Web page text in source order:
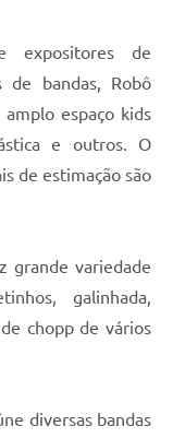
expositores de
de bandas, Robô
espaço kids
e outros. O
de estimação são
grande variedade
galinhada,
chopp de vários
diversas bandas